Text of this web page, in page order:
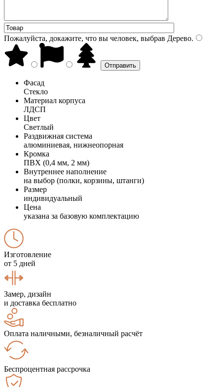
Пожалуйста, докажите, что вы человек, выбрав Дерево.
Фасад
Стекло
Материал корпуса
ЛДСП
Цвет
Светлый
Раздвижная система
алюминиевая, нижнеопорная
Кромка
ПВХ (0,4 мм, 2 мм)
Внутреннее наполнение
на выбор (полки, корзины, штанги)
Размер
индивидуальный
Цена
указана за базовую комплектацию
Изготовление
от 5 дней
Замер, дизайн
и доставка бесплатно
Оплата наличными, безналичный расчёт
Беспроцентная рассрочка